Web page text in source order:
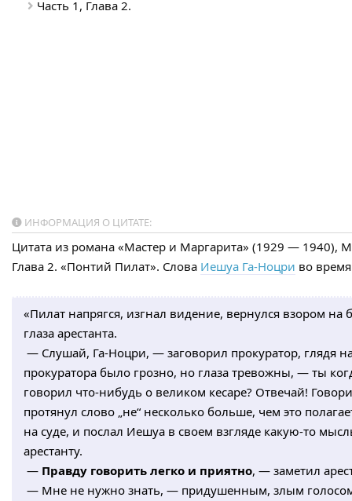
Часть 1, Глава 2.
ИНФОРМАЦИЯ О ЦИТАТЕ:
Цитата из романа «Мастер и Маргарита» (1929 — 1940),
Глава 2. «Понтий Пилат». Слова Иешуа Га-Ноцри во
«Пилат напрягся, изгнал видение, вернулся взором на
глаза арестанта.
— Слушай, Га-Ноцри, — заговорил прокуратор, глядя
прокуратора было грозно, но глаза тревожны, — ты
говорил что-нибудь о великом кесаре? Отвечай!
протянул слово „не“ несколько больше, чем это
на суде, и послал Иешуа в своем взгляде какую-то
арестанту.
— Правду говорить легко и приятно, — заметил
— Мне не нужно знать, — придушенным, злым